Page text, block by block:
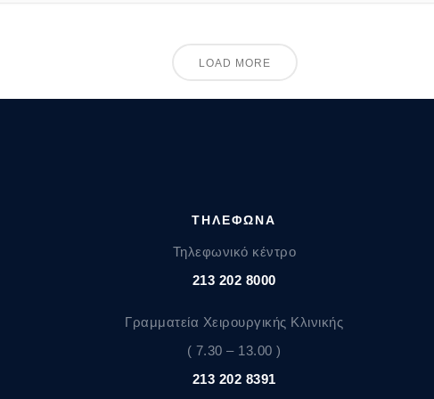
LOAD MORE
ΤΗΛΕΦΩΝΑ
Τηλεφωνικό κέντρο
213 202 8000
Γραμματεία Χειρουργικής Κλινικής
( 7.30 – 13.00 )
213 202 8391